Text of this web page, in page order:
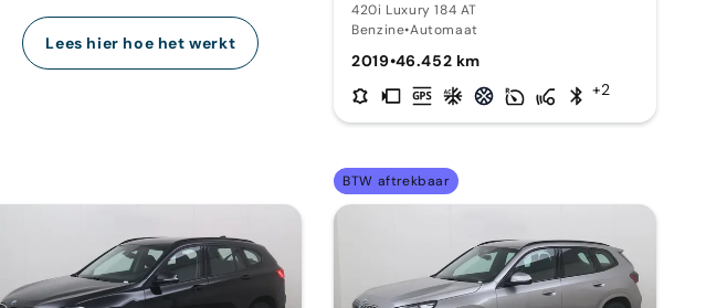
Lees hier hoe het werkt
420i Luxury 184 AT
Benzine•Automaat
2019•46.452 km
+2
BTW aftrekbaar